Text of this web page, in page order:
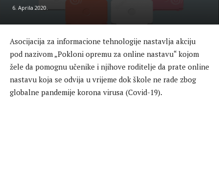
6. Aprila 2020.
Asocijacija za informacione tehnologije nastavlja akciju
pod nazivom „Pokloni opremu za online nastavu“ kojom
žele da pomognu učenike i njihove roditelje da prate online
nastavu koja se odvija u vrijeme dok škole ne rade zbog
globalne pandemije korona virusa (Covid-19).